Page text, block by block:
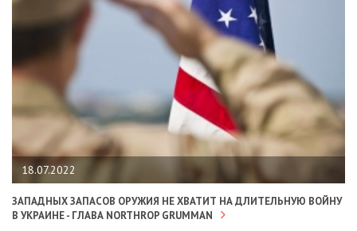
18.07.2022
ЗАПАДНЫХ ЗАПАСОВ ОРУЖИЯ НЕ ХВАТИТ НА ДЛИТЕЛЬНУЮ ВОЙНУ
В УКРАИНЕ - ГЛАВА NORTHROP GRUMMAN